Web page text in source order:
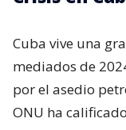
Cuba vive una
mediados de
por el asedio
ONU ha